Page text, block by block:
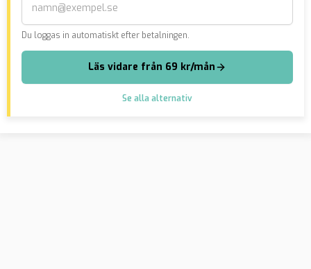
Du loggas in automatiskt efter betalningen.
Läs vidare från 69 kr/mån
Se alla alternativ